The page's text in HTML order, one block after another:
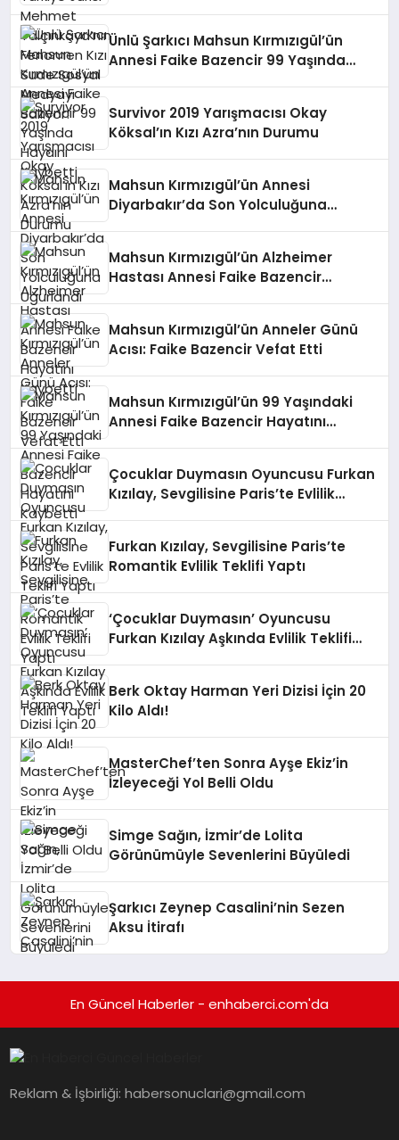
Ünlü Şarkıcı Mahsun Kırmızıgül’ün
Annesi Faike Bazencir 99 Yaşında
Survivor 2019 Yarışmacısı Okay
Köksal’ın Kızı Azra’nın Durumu
Mahsun Kırmızıgül’ün Annesi
Diyarbakır’da Son Yolculuğuna
Mahsun Kırmızıgül’ün Alzheimer
Hastası Annesi Faike Bazencir
Mahsun Kırmızıgül’ün Anneler Günü
Acısı: Faike Bazencir Vefat Etti
Mahsun Kırmızıgül’ün 99 Yaşındaki
Annesi Faike Bazencir Hayatını
Çocuklar Duymasın Oyuncusu Furkan
Kızılay, Sevgilisine Paris’te Evlilik
Furkan Kızılay, Sevgilisine Paris’te
Romantik Evlilik Teklifi Yaptı
‘Çocuklar Duymasın’ Oyuncusu
Furkan Kızılay Aşkında Evlilik Teklifi
Berk Oktay Harman Yeri Dizisi İçin 20
Kilo Aldı!
MasterChef’ten Sonra Ayşe Ekiz’in
İzleyeceği Yol Belli Oldu
Simge Sağın, İzmir’de Lolita
Görünümüyle Sevenlerini Büyüledi
Şarkıcı Zeynep Casalini’nin Sezen
Aksu İtirafı
En Güncel Haberler - enhaberci.com'da
Reklam & İşbirliği:habersonuclari@gmail.com